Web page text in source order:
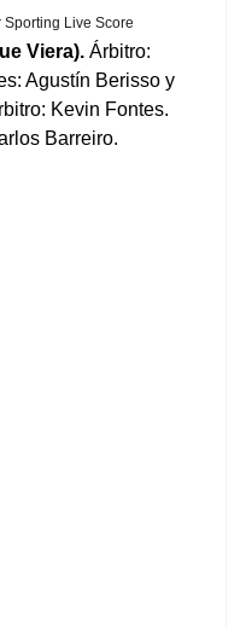
Live Score
Viera). Árbitro:
Agustín Berisso y
Kevin Fontes.
Barreiro.